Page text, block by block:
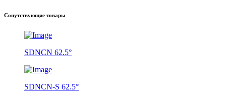
Сопутствующие товары
SDNCN 62.5°
SDNCN-S 62.5°